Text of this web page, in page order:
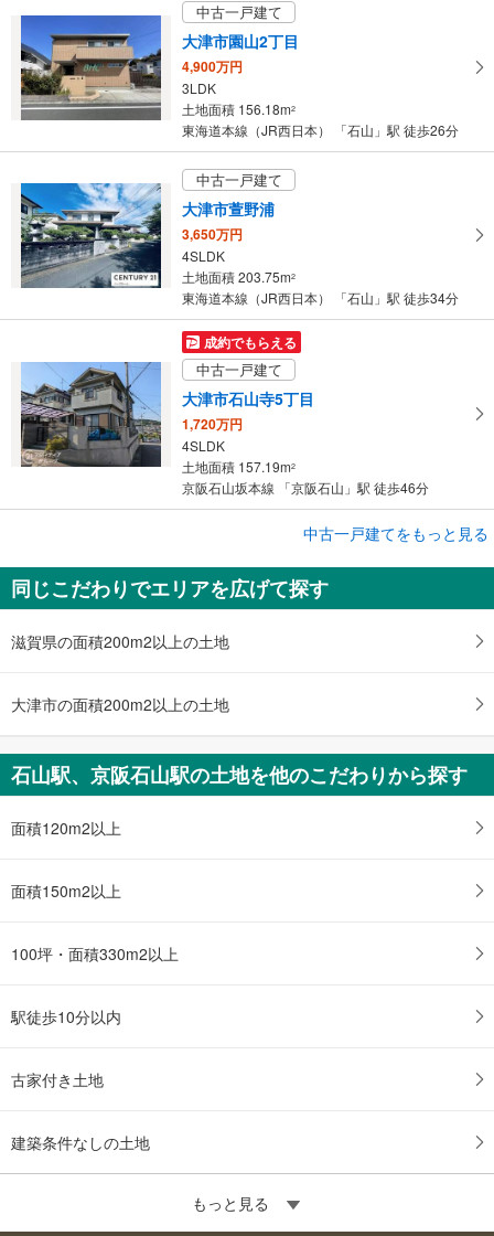
中古一戸建て
大津市園山2丁目
4,900万円
3LDK
土地面積 156.18m2
東海道本線（JR西日本） 「石山」駅 徒歩26分
中古一戸建て
大津市萱野浦
3,650万円
4SLDK
土地面積 203.75m2
東海道本線（JR西日本） 「石山」駅 徒歩34分
成約でもらえる
中古一戸建て
大津市石山寺5丁目
1,720万円
4SLDK
土地面積 157.19m2
京阪石山坂本線 「京阪石山」駅 徒歩46分
宇治市西笠取赤坂
980万円
1SDK
土地面積 495.97m
中古一戸建てをもっと見る
同じこだわりでエリアを広げて探す
滋賀県の面積200m2以上の土地
大津市の面積200m2以上の土地
石山駅、京阪石山駅の土地を他のこだわりから探す
面積120m2以上
面積150m2以上
100坪・面積330m2以上
駅徒歩10分以内
古家付き土地
建築条件なしの土地
もっと見る